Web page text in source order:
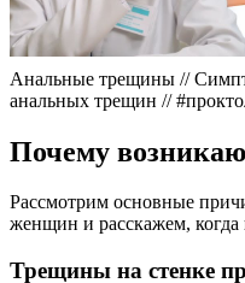
Анальные трещины //
анальных трещин //
Почему
Рассмотрим основные
женщин и расскажем, когда
Трещины на стенке